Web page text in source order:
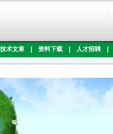
技术文章 资料下载 人才招聘